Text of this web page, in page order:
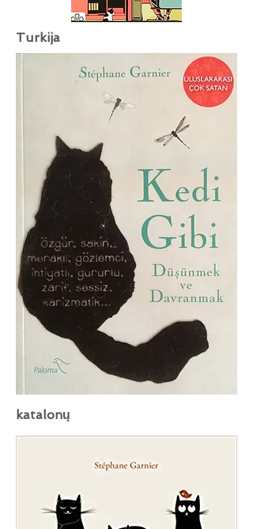
Turkija
katalonų